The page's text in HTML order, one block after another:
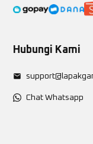
Hubungi Kami
Chat Whatsapp